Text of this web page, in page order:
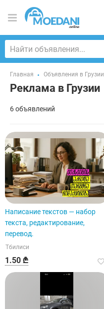
Главная Объявления в Грузии
Реклама в Грузии
6 объявлений
Написание текстов — набор
текста, редактирование,
перевод.
Тбилиси
1.50 ₾